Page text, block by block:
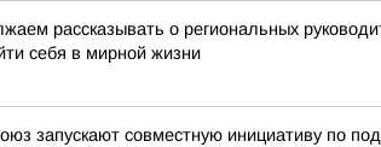
рассказывать о региональных
себя в мирной жизни
совместную инициативу по